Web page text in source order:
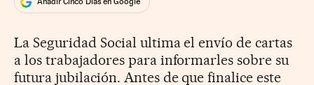
La Seguridad Social ultima el envío de cartas
a los trabajadores para informarles sobre su
futura jubilación. Antes de que finalice este